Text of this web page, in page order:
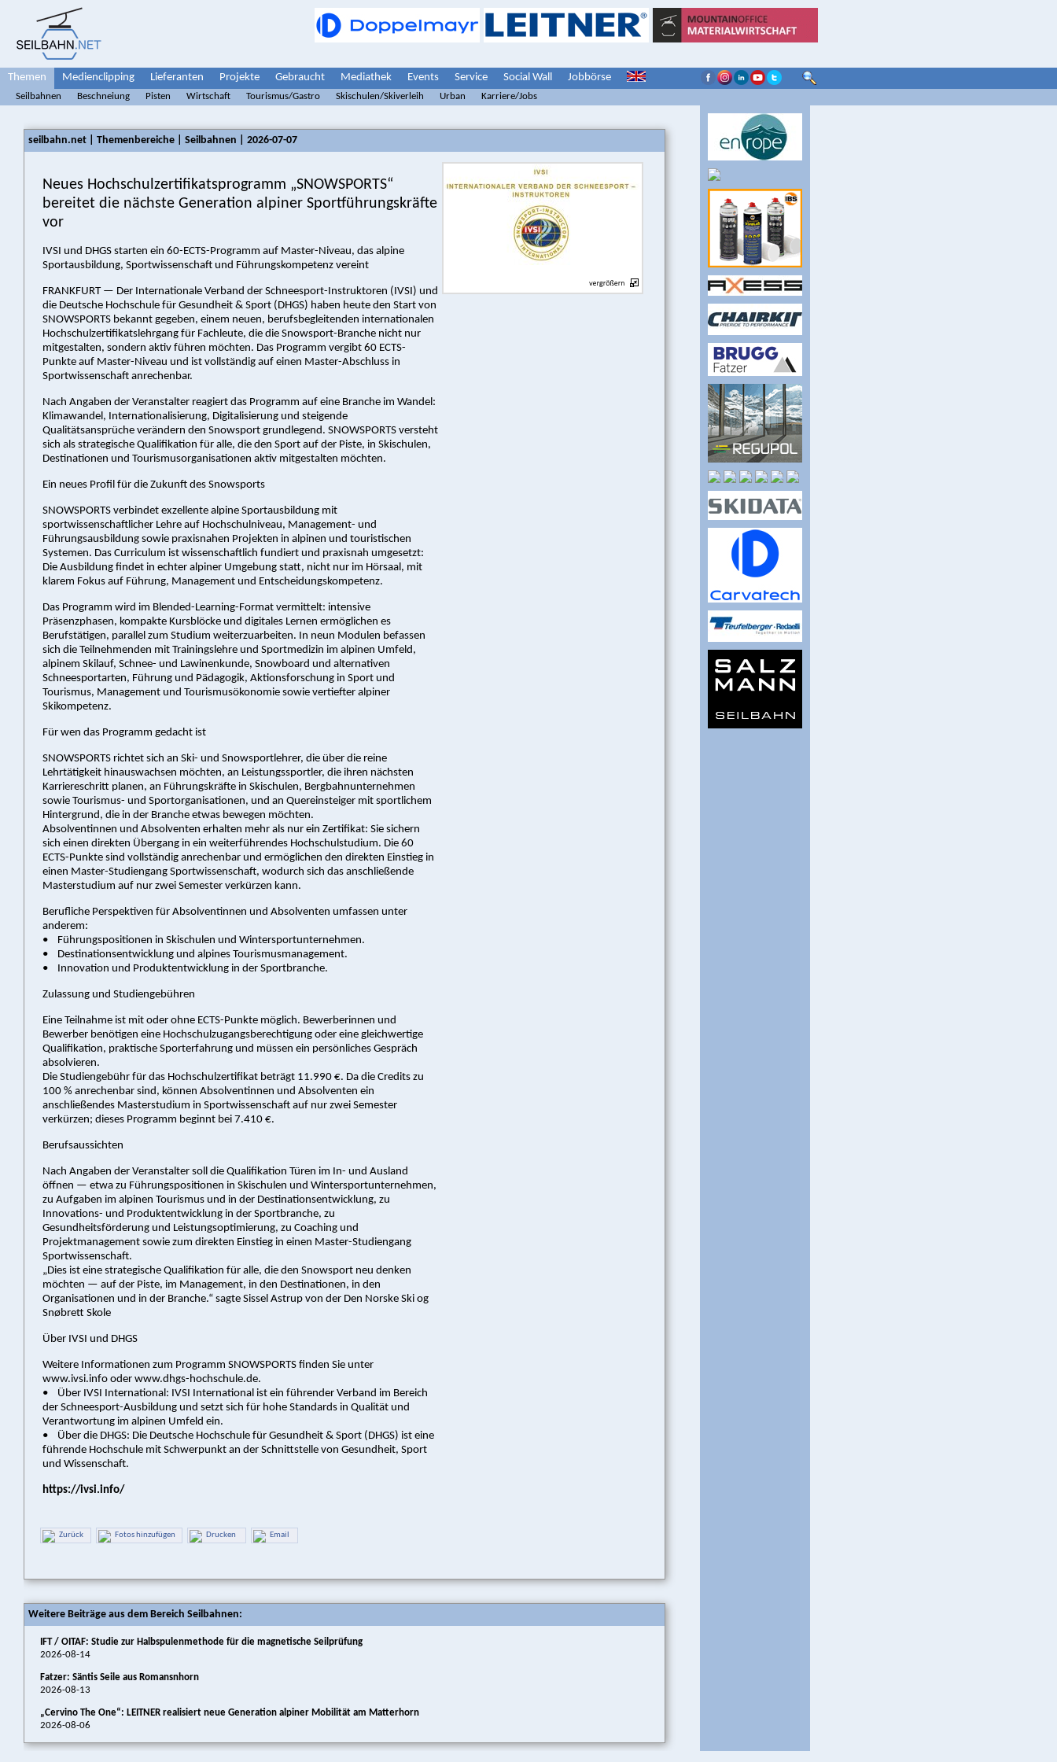
Themen Medienclipping Lieferanten Projekte Gebraucht Mediathek Events Service Social Wall Jobbörse
Seilbahnen Beschneiung Pisten Wirtschaft Tourismus/Gastro Skischulen/Skiverleih Urban Karriere/Jobs
seilbahn.net | Themenbereiche | Seilbahnen | 2026-07-07
Neues Hochschulzertifikatsprogramm „SNOWSPORTS“
bereitet die nächste Generation alpiner Sportführungskräfte
vor
IVSI und DHGS starten ein 60-ECTS-Programm auf Master-Niveau, das alpine
Sportausbildung, Sportwissenschaft und Führungskompetenz vereint
FRANKFURT — Der Internationale Verband der Schneesport-Instruktoren (IVSI) und
die Deutsche Hochschule für Gesundheit & Sport (DHGS) haben heute den Start von
SNOWSPORTS bekannt gegeben, einem neuen, berufsbegleitenden internationalen
Hochschulzertifikatslehrgang für Fachleute, die die Snowsport-Branche nicht nur
mitgestalten, sondern aktiv führen möchten. Das Programm vergibt 60 ECTS-
Punkte auf Master-Niveau und ist vollständig auf einen Master-Abschluss in
Sportwissenschaft anrechenbar.
Nach Angaben der Veranstalter reagiert das Programm auf eine Branche im Wandel:
Klimawandel, Internationalisierung, Digitalisierung und steigende
Qualitätsansprüche verändern den Snowsport grundlegend. SNOWSPORTS versteht
sich als strategische Qualifikation für alle, die den Sport auf der Piste, in Skischulen,
Destinationen und Tourismusorganisationen aktiv mitgestalten möchten.
Ein neues Profil für die Zukunft des Snowsports
SNOWSPORTS verbindet exzellente alpine Sportausbildung mit
sportwissenschaftlicher Lehre auf Hochschulniveau, Management- und
Führungsausbildung sowie praxisnahen Projekten in alpinen und touristischen
Systemen. Das Curriculum ist wissenschaftlich fundiert und praxisnah umgesetzt:
Die Ausbildung findet in echter alpiner Umgebung statt, nicht nur im Hörsaal, mit
klarem Fokus auf Führung, Management und Entscheidungskompetenz.
Das Programm wird im Blended-Learning-Format vermittelt: intensive
Präsenzphasen, kompakte Kursblöcke und digitales Lernen ermöglichen es
Berufstätigen, parallel zum Studium weiterzuarbeiten. In neun Modulen befassen
sich die Teilnehmenden mit Trainingslehre und Sportmedizin im alpinen Umfeld,
alpinem Skilauf, Schnee- und Lawinenkunde, Snowboard und alternativen
Schneesportarten, Führung und Pädagogik, Aktionsforschung in Sport und
Tourismus, Management und Tourismusökonomie sowie vertiefter alpiner
Skikompetenz.
Für wen das Programm gedacht ist
SNOWSPORTS richtet sich an Ski- und Snowsportlehrer, die über die reine
Lehrtätigkeit hinauswachsen möchten, an Leistungssportler, die ihren nächsten
Karriereschritt planen, an Führungskräfte in Skischulen, Bergbahnunternehmen
sowie Tourismus- und Sportorganisationen, und an Quereinsteiger mit sportlichem
Hintergrund, die in der Branche etwas bewegen möchten.
Absolventinnen und Absolventen erhalten mehr als nur ein Zertifikat: Sie sichern
sich einen direkten Übergang in ein weiterführendes Hochschulstudium. Die 60
ECTS-Punkte sind vollständig anrechenbar und ermöglichen den direkten Einstieg in
einen Master-Studiengang Sportwissenschaft, wodurch sich das anschließende
Masterstudium auf nur zwei Semester verkürzen kann.
Berufliche Perspektiven für Absolventinnen und Absolventen umfassen unter
anderem:
• Führungspositionen in Skischulen und Wintersportunternehmen.
• Destinationsentwicklung und alpines Tourismusmanagement.
• Innovation und Produktentwicklung in der Sportbranche.
Zulassung und Studiengebühren
Eine Teilnahme ist mit oder ohne ECTS-Punkte möglich. Bewerberinnen und
Bewerber benötigen eine Hochschulzugangsberechtigung oder eine gleichwertige
Qualifikation, praktische Sporterfahrung und müssen ein persönliches Gespräch
absolvieren.
Die Studiengebühr für das Hochschulzertifikat beträgt 11.990 €. Da die Credits zu
100 % anrechenbar sind, können Absolventinnen und Absolventen ein
anschließendes Masterstudium in Sportwissenschaft auf nur zwei Semester
verkürzen; dieses Programm beginnt bei 7.410 €.
Berufsaussichten
Nach Angaben der Veranstalter soll die Qualifikation Türen im In- und Ausland
öffnen — etwa zu Führungspositionen in Skischulen und Wintersportunternehmen,
zu Aufgaben im alpinen Tourismus und in der Destinationsentwicklung, zu
Innovations- und Produktentwicklung in der Sportbranche, zu
Gesundheitsförderung und Leistungsoptimierung, zu Coaching und
Projektmanagement sowie zum direkten Einstieg in einen Master-Studiengang
Sportwissenschaft.
„Dies ist eine strategische Qualifikation für alle, die den Snowsport neu denken
möchten — auf der Piste, im Management, in den Destinationen, in den
Organisationen und in der Branche.“ sagte Sissel Astrup von der Den Norske Ski og
Snøbrett Skole
Über IVSI und DHGS
Weitere Informationen zum Programm SNOWSPORTS finden Sie unter
www.ivsi.info oder www.dhgs-hochschule.de.
• Über IVSI International: IVSI International ist ein führender Verband im Bereich
der Schneesport-Ausbildung und setzt sich für hohe Standards in Qualität und
Verantwortung im alpinen Umfeld ein.
• Über die DHGS: Die Deutsche Hochschule für Gesundheit & Sport (DHGS) ist eine
führende Hochschule mit Schwerpunkt an der Schnittstelle von Gesundheit, Sport
und Wissenschaft.
https://ivsi.info/
Zurück Fotos hinzufügen Drucken Email
Weitere Beiträge aus dem Bereich Seilbahnen:
IFT / OITAF: Studie zur Halbspulenmethode für die magnetische Seilprüfung
2026-08-14
Fatzer: Säntis Seile aus Romansnhorn
2026-08-13
„Cervino The One“: LEITNER realisiert neue Generation alpiner Mobilität am Matterhorn
2026-08-06